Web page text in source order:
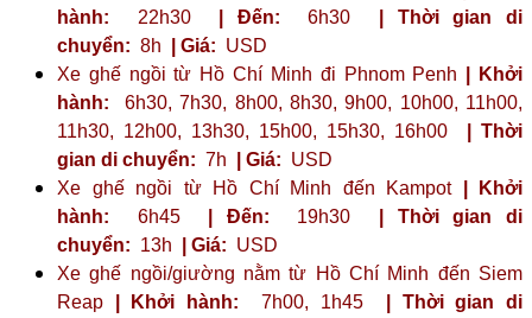
hành: 22h30 | Đến: 6h30
| Thời gian di
chuyển: 8h | Giá: USD
Xe ghế ngồi từ Hồ Chí Minh đi Phnom Penh
| Khởi
hành: 6h30, 7h30, 8h00, 8h30, 9h00, 10h00, 11h00,
11h30, 12h00, 13h30, 15h00, 15h30, 16h00
| Thời
gian di chuyển: 7h | Giá: USD
Xe ghế ngồi từ Hồ Chí Minh đến Kampot
| Khởi
hành: 6h45 | Đến: 19h30
| Thời gian di
chuyển: 13h | Giá: USD
Xe ghế ngồi/giường nằm từ Hồ Chí Minh đến Siem
Reap
| Khởi hành: 7h00, 1h45
| Thời gian di